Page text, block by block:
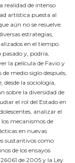
realidad de intenso
artística puesta al
aún no se resuelve.
estrategias,
en el tiempo.
pasado y, podría,
la película de Favio y
medio siglo después,
desde la sociología,
sobre la diversidad de
el rol del Estado en
analizar el
mecanismos de
en nuevas
sustantivos como
de los ensayos
de 2005 y la Ley